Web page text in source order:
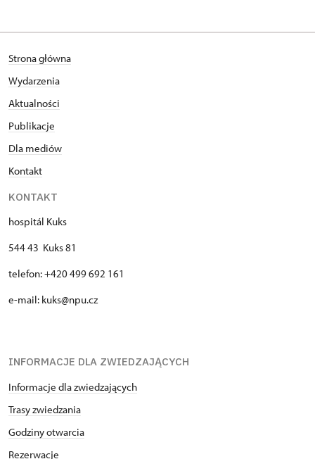
Strona główna
Wydarzenia
Aktualności
Publikacje
Dla mediów
Kontakt
KONTAKT
hospitál Kuks
544 43 Kuks 81
telefon: +420 499 692 161
e-mail: kuks@npu.cz
INFORMACJE DLA ZWIEDZAJĄCYCH
Informacje dla zwiedzających
Trasy zwiedzania
Godziny otwarcia
Rezerwacje